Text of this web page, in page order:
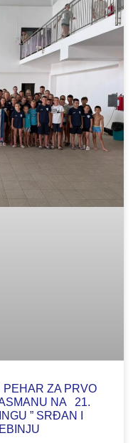
ZA PRVO
NA 21.
” SRĐAN I